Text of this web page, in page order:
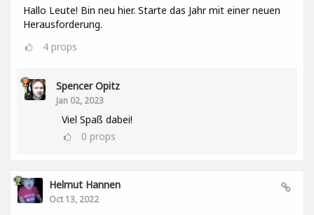
Hallo Leute! Bin neu hier. Starte das Jahr mit einer neuen
Herausforderung.
4 props
Spencer Opitz
Jan 02, 2023
Viel Spaß dabei!
0 props
Helmut Hannen
Oct 13, 2022